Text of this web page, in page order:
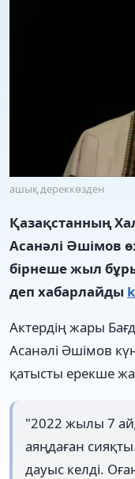
ашық дереккөзден
Қазақстанның
Асанәлі Әшімов
бірнеше жыл
деп хабарлайды
Актердің жары
Асанәлі Әшімов
қатысты ерекше
"2022 жылы 7
аяңдаған
дауыс келді.